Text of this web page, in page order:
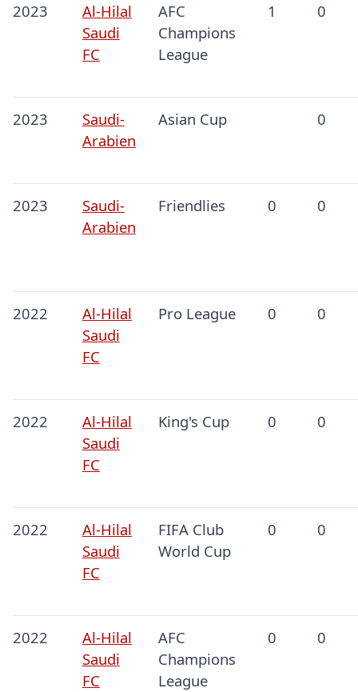
2023
Al-Hilal
Saudi
FC
AFC
Champions
League
1 0
2023
Saudi-
Arabien
Asian Cup 0
2023
Saudi-
Arabien
Friendlies 0 0
2022
Al-Hilal
Saudi
FC
Pro League 0 0
2022
Al-Hilal
Saudi
FC
King's Cup 0 0
2022
Al-Hilal
Saudi
FC
FIFA Club
World Cup
0 0
2022
Al-Hilal
Saudi
FC
AFC
Champions
League
0 0